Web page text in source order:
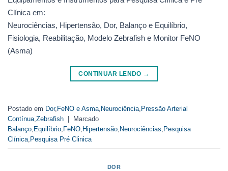
Clínica em:
Neurociências, Hipertensão, Dor, Balanço e Equilíbrio,
Fisiologia, Reabilitação, Modelo Zebrafish e Monitor FeNO
(Asma)
CONTINUAR LENDO →
Postado em Dor, FeNO e Asma Neurociência Pressão Arterial
Contínua Zebrafish
Marcado
Balanço Equilíbrio FeNO Hipertensão Neurociências Pesquisa
Clínica Pesquisa Pré Clinica
DOR